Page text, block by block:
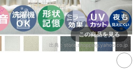
この商品を見る
出典： store.shopping.yahoo.co.jp